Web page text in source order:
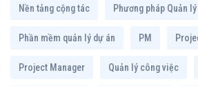
Nền tảng cộng tác Phương pháp Quản
Phần mềm quản lý dự án PM
Project Manager Quản lý công việc